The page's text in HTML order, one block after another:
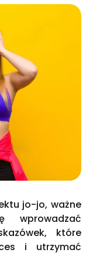
jo-jo, ważne
które
i utrzymać